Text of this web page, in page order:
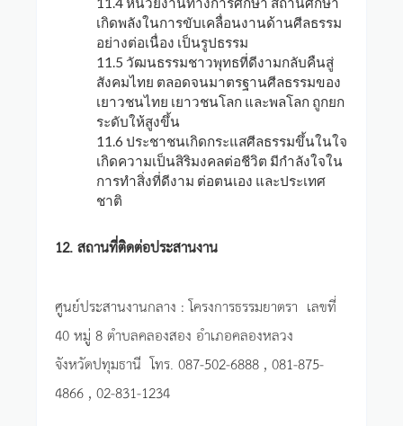
เกิดพลังในการขับเคลื่อนงานด้านศีลธรรม
อย่างต่อเนื่อง เป็นรูปธรรม
11.5 วัฒนธรรมชาวพุทธที่ดีงามกลับคืนสู่
สังคมไทย ตลอดจนมาตรฐานศีลธรรมของ
เยาวชนไทย เยาวชนโลก และพลโลก ถูกยก
ระดับให้สูงขึ้น
11.6 ประชาชนเกิดกระแสศีลธรรมขึ้นในใจ
เกิดความเป็นสิริมงคลต่อชีวิต มีกำลังใจใน
การทำสิ่งที่ดีงาม ต่อตนเอง และประเทศ
ชาติ
12. สถานที่ติดต่อประสานงาน
ศูนย์ประสานงานกลาง : โครงการธรรมยาตรา เลขที่
40 หมู่ 8 ตำบลคลองสอง อำเภอคลองหลวง
จังหวัดปทุมธานี โทร. 087-502-6888 , 081-875-
4866 , 02-831-1234